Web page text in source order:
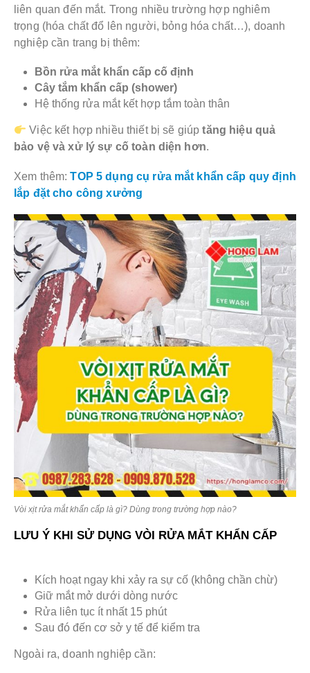
liên quan đến mắt. Trong nhiều trường hợp nghiêm
trọng (hóa chất đổ lên người, bỏng hóa chất…), doanh
nghiệp cần trang bị thêm:
Bồn rửa mắt khẩn cấp cố định
Cây tắm khẩn cấp (shower)
Hệ thống rửa mắt kết hợp tắm toàn thân
Việc kết hợp nhiều thiết bị sẽ giúptăng hiệu quả
bảo vệ và xử lý sự cố toàn diện hơn.
Xem thêm:TOP 5 dụng cụ rửa mắt khẩn cấp quy định
lắp đặt cho công xưởng
Vòi xịt rửa mắt khẩn cấp là gì? Dùng trong trường hợp nào?
LƯU Ý KHI SỬ DỤNG VÒI RỬA MẮT KHẨN CẤP
Kích hoạt ngay khi xảy ra sự cố (không chần chừ)
Giữ mắt mở dưới dòng nước
Rửa liên tục ít nhất 15 phút
Sau đó đến cơ sở y tế để kiểm tra
Ngoài ra, doanh nghiệp cần: